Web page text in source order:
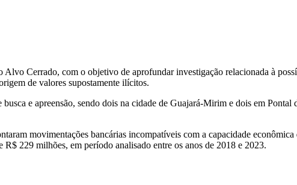
Cerrado, com o objetivo de aprofundar investigação relacionada à
de valores supostamente ilícitos.
e apreensão, sendo dois na cidade de Guajará-Mirim e dois em
movimentações bancárias incompatíveis com a capacidade
229 milhões, em período analisado entre os anos de 2018 e 2023.